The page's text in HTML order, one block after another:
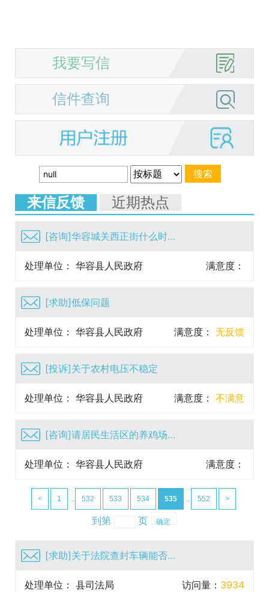
我要写信
信件查询
来信反馈 近期热点
[咨询]华容城关西正街什么时候改造
处理单位： 华容县人民政府 满意度：
[求助]低保问题
处理单位： 华容县人民政府 满意度： 无反馈
[投诉]关于农村电压不稳定
处理单位： 华容县人民政府 满意度： 不满意
[咨询]请居民生活区的养鸡场迁走
处理单位： 华容县人民政府 满意度：
< 1 ... 532 533 534 535 ... 552 >
到第 页 确定
[求助]关于法院查封车辆能否买卖问题一事
处理单位： 县司法局 访问量： 3934